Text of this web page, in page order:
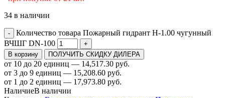
34 в наличии
-
Количество товара Пожарный гидрант Н-1.00 чугунный
ВЧШГ DN-100
+
В корзину
ПОЛУЧИТЬ СКИДКУ ДИЛЕРА
от 10 до 20 единиц — 14,517.30 руб.
от 3 до 9 единиц — 15,208.60 руб.
от 1 до 2 единиц — 17,973.80 руб.
НаличиеВ наличии